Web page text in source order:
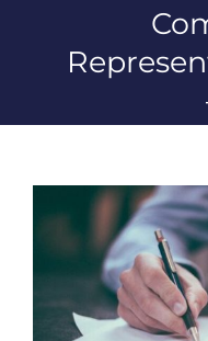
imagen
más
grande